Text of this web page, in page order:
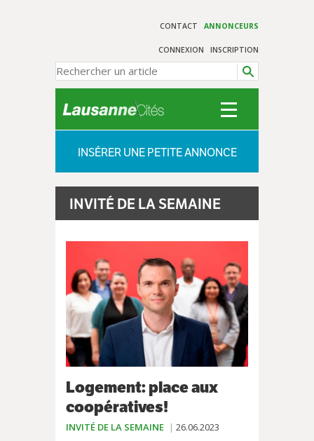
CONTACT ANNONCEURS
CONNEXION INSCRIPTION
INSÉRER UNE PETITE ANNONCE
INVITÉ DE LA SEMAINE
Logement: place aux
coopératives!
INVITÉ DE LA SEMAINE 26.06.2023